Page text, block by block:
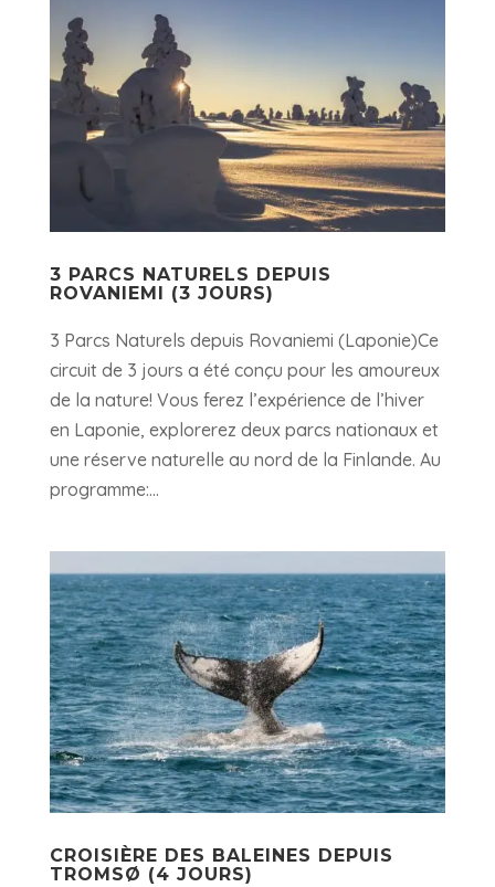
3 PARCS NATURELS DEPUIS
ROVANIEMI (3 JOURS)
3 Parcs Naturels depuis Rovaniemi (Laponie)Ce
circuit de 3 jours a été conçu pour les amoureux
de la nature! Vous ferez l’expérience de l’hiver
en Laponie, explorerez deux parcs nationaux et
une réserve naturelle au nord de la Finlande. Au
programme:...
CROISIÈRE DES BALEINES DEPUIS
TROMSØ (4 JOURS)